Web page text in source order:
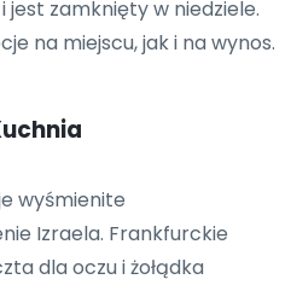
zamknięty w niedziele.
na miejscu, jak i na wynos.
wyśmienite
Izraela. Frankfurckie
dla oczu i żołądka